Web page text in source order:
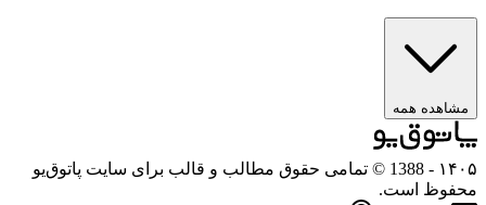
مشاهده همه
۱۴۰۵
- 1388 © تمامی حقوق مطالب و قالب برای سایت پاتوق‌یو
محفوظ است.